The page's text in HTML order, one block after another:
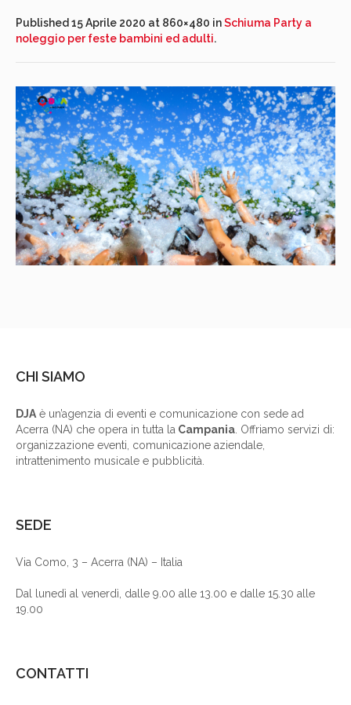
Published 15 Aprile 2020 at 860×480 inSchiuma Party a
noleggio per feste bambini ed adulti.
CHI SIAMO
DJA è un’agenzia di eventi e comunicazione con sede ad
Acerra (NA) che opera in tutta la Campania . Offriamo servizi di:
organizzazione eventi, comunicazione aziendale,
intrattenimento musicale e pubblicità.
SEDE
Via Como, 3 – Acerra (NA) – Italia
Dal lunedì al venerdì, dalle 9.00 alle 13.00 e dalle 15.30 alle
19.00
CONTATTI